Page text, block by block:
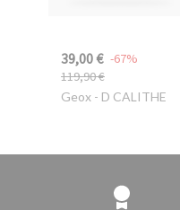
39,00 €
119,90 €
-67%
Geox - D CALITHE